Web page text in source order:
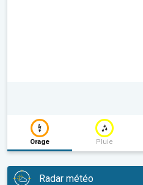
Orage Pluie
Radar météo